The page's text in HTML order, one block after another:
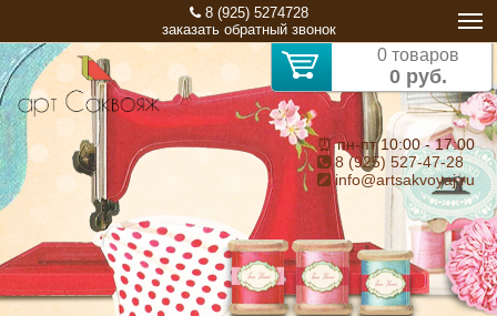
8 (925) 5274728
заказать обратный звонок
0 товаров
0 руб.
⏰ пн-пт 10:00 - 17:00
8 (925) 527-47-28
info@artsakvoyaj.ru